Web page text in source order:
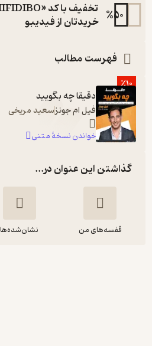
%50
خریدتان از فیدیبو
فهرست مطالب
٪10
دقیقا چه بگویید
فیل ام جونزسعید مریخی
خواندن نسخۀ متنی
گذاشتن این عنوان در...
قفسه‌های من نشان‌شده‌ها